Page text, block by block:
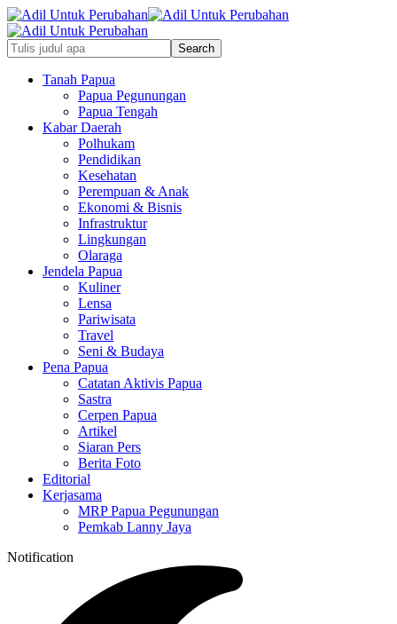
Tanah Papua
Papua Pegunungan
Papua Tengah
Kabar Daerah
Polhukam
Pendidikan
Kesehatan
Perempuan & Anak
Ekonomi & Bisnis
Infrastruktur
Lingkungan
Olaraga
Jendela Papua
Kuliner
Lensa
Pariwisata
Travel
Seni & Budaya
Pena Papua
Catatan Aktivis Papua
Sastra
Cerpen Papua
Artikel
Siaran Pers
Berita Foto
Editorial
Kerjasama
MRP Papua Pegunungan
Pemkab Lanny Jaya
Notification